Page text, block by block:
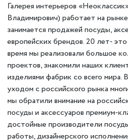
Галерея интерьеров
Владимирович) работает на
занимается продажей посуды,
европейских брендов. 20 лет-
время мы реализовали большое
проектов, знакомили наших
изделиями фабрик со всего мира.
уходом с российского рынка
мы обратили внимание на
посуды и аксессуаров премиум-
достойные производители
работы, дизайнерского